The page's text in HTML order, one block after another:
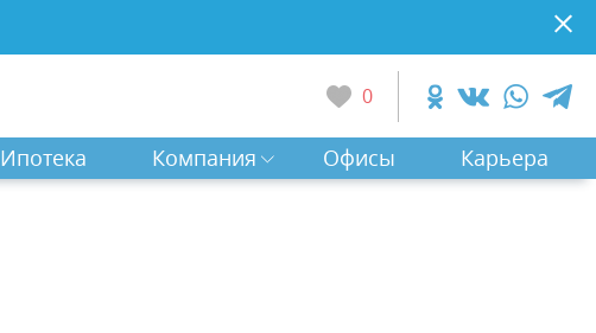
0
Ипотека Компания Офисы Карьера